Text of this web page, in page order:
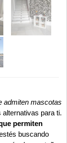
admiten mascotas
para ti.
permiten
buscando